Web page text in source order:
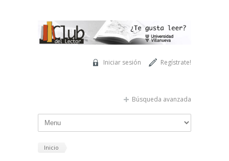
Regístrate!
Iniciar sesión
Búsqueda avanzada
Inicio